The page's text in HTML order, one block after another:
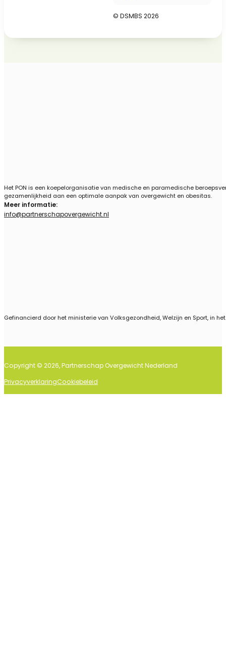
© DSMBS 2026
Het PON is een koepelorganisatie van medische en paramedische
gezamenlijkheid aan een optimale aanpak van overgewicht en obesitas.
Gefinancierd door het ministerie van Volksgezondheid, Welzijn en Sport, in
Meer informatie:
info@partnerschapovergewicht.nl
Copyright © 2026, Partnerschap Overgewicht Nederland
PrivacyverklaringCookiebeleid